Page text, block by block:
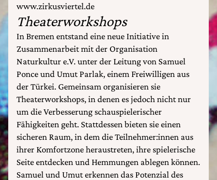
www.zirkusviertel.de
Theaterworkshops
In Bremen entstand eine neue Initiative in
Zusammenarbeit mit der Organisation
Naturkultur e.V. unter der Leitung von Samuel
Ponce und Umut Parlak, einem Freiwilligen aus
der Türkei. Gemeinsam organisieren sie
Theaterworkshops, in denen es jedoch nicht nur
um die Verbesserung schauspielerischer
Fähigkeiten geht. Stattdessen bieten sie einen
sicheren Raum, in dem die Teilnehmer:innen aus
ihrer Komfortzone heraustreten, ihre spielerische
Seite entdecken und Hemmungen ablegen können.
Samuel und Umut erkennen das Potenzial des